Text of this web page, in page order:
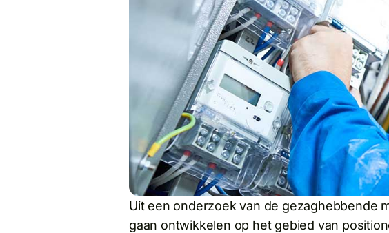
Uit een onderzoek van de gezaghebbende
gaan ontwikkelen op het gebied van